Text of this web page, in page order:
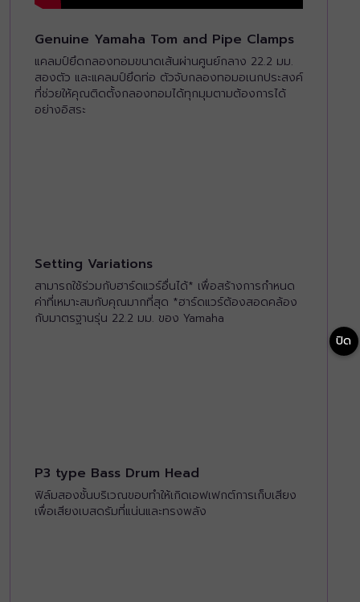
Genuine Yamaha Tom and Pipe Clamps
แคลมป์ยึดกลองทอมขนาดเส้นผ่านศูนย์กลาง 22.2 มม.
สองตัว และแคลมป์ยึดท่อ ตัวจับกลองทอมอเนกประสงค์
ที่ช่วยให้คุณติดตั้งกลองทอมได้ทุกมุมตามต้องการได้
อย่างอิสระ
Setting Variations
สามารถใช้ร่วมกับฮาร์ดแวร์อื่นได้* เพื่อสร้างการกำหนด
ค่าที่เหมาะสมกับคุณมากที่สุด *ฮาร์ดแวร์ต้องสอดคล้อง
กับมาตรฐานรุ่น 22.2 มม. ของ Yamaha
P3 type Bass Drum Head
ฟิล์มสองชั้นบริเวณขอบทำให้เกิดเอฟเฟกต์การเก็บเสียง
เพื่อเสียงเบสดรัมที่แน่นและทรงพลัง
ปิด